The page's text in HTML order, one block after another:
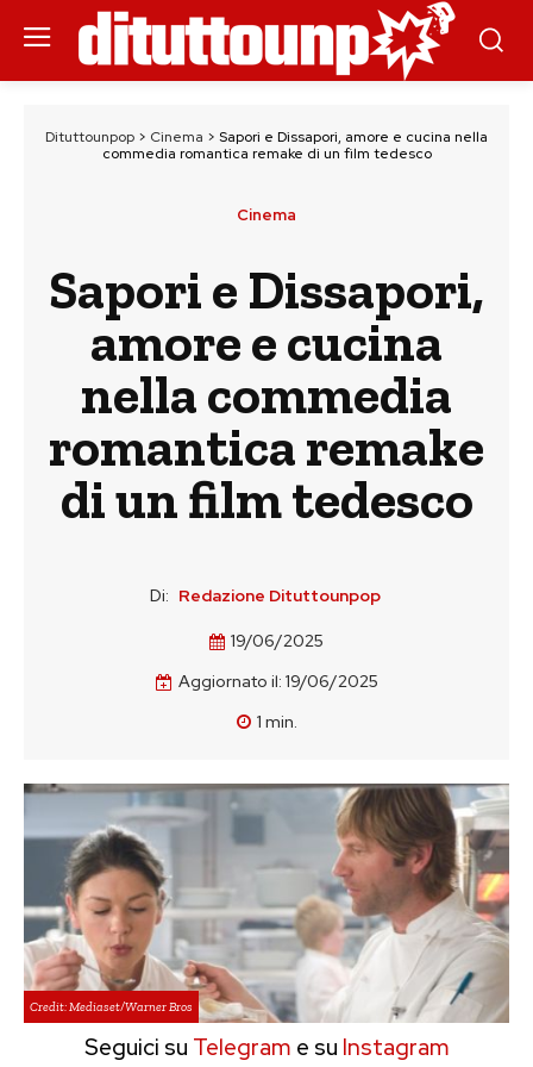
Dituttounpop > Cinema > Sapori e Dissapori, amore e cucina nella
commedia romantica remake di un film tedesco
Cinema
Sapori e Dissapori,
amore e cucina
nella commedia
romantica remake
di un film tedesco
Di: Redazione Dituttounpop
19/06/2025
Aggiornato il: 19/06/2025
1 min.
Credit: Mediaset/Warner Bros
Seguici su Telegram e su Instagram